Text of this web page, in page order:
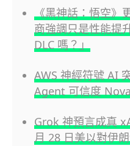
《黑神話：悟空》
商強調只是性能
DLC 嗎？」
AWS 神經符號 AI
Agent 可信度
Grok 神預言成真
月 28 日美以對伊